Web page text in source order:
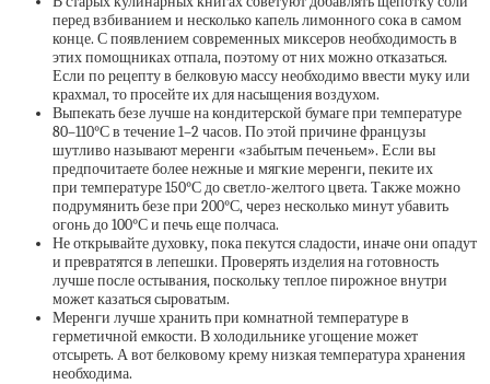
перед взбиванием и несколько капель лимонного сока в самом
конце. С появлением современных миксеров необходимость в
этих помощниках отпала, поэтому от них можно отказаться.
Если по рецепту в белковую массу необходимо ввести муку или
крахмал, то просейте их для насыщения воздухом.
Выпекать безе лучше на кондитерской бумаге при температуре
80–110°С в течение 1–2 часов. По этой причине французы
шутливо называют меренги «забытым печеньем». Если вы
предпочитаете более нежные и мягкие меренги, пеките их
при температуре 150°С до светло-желтого цвета. Также можно
подрумянить безе при 200°С, через несколько минут убавить
огонь до 100°С и печь еще полчаса.
Не открывайте духовку, пока пекутся сладости, иначе они опадут
и превратятся в лепешки. Проверять изделия на готовность
лучше после остывания, поскольку теплое пирожное внутри
может казаться сыроватым.
Меренги лучше хранить при комнатной температуре в
герметичной емкости. В холодильнике угощение может
отсыреть. А вот белковому крему низкая температура хранения
необходима.